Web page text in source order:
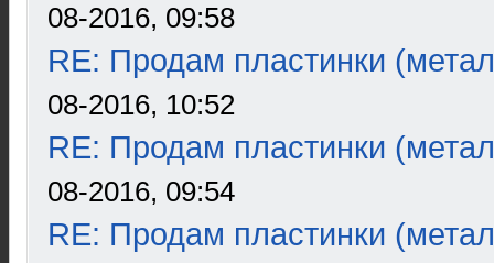
08-2016, 09:58
RE: Продам пластинки
08-2016, 10:52
RE: Продам пластинки
08-2016, 09:54
RE: Продам пластинки